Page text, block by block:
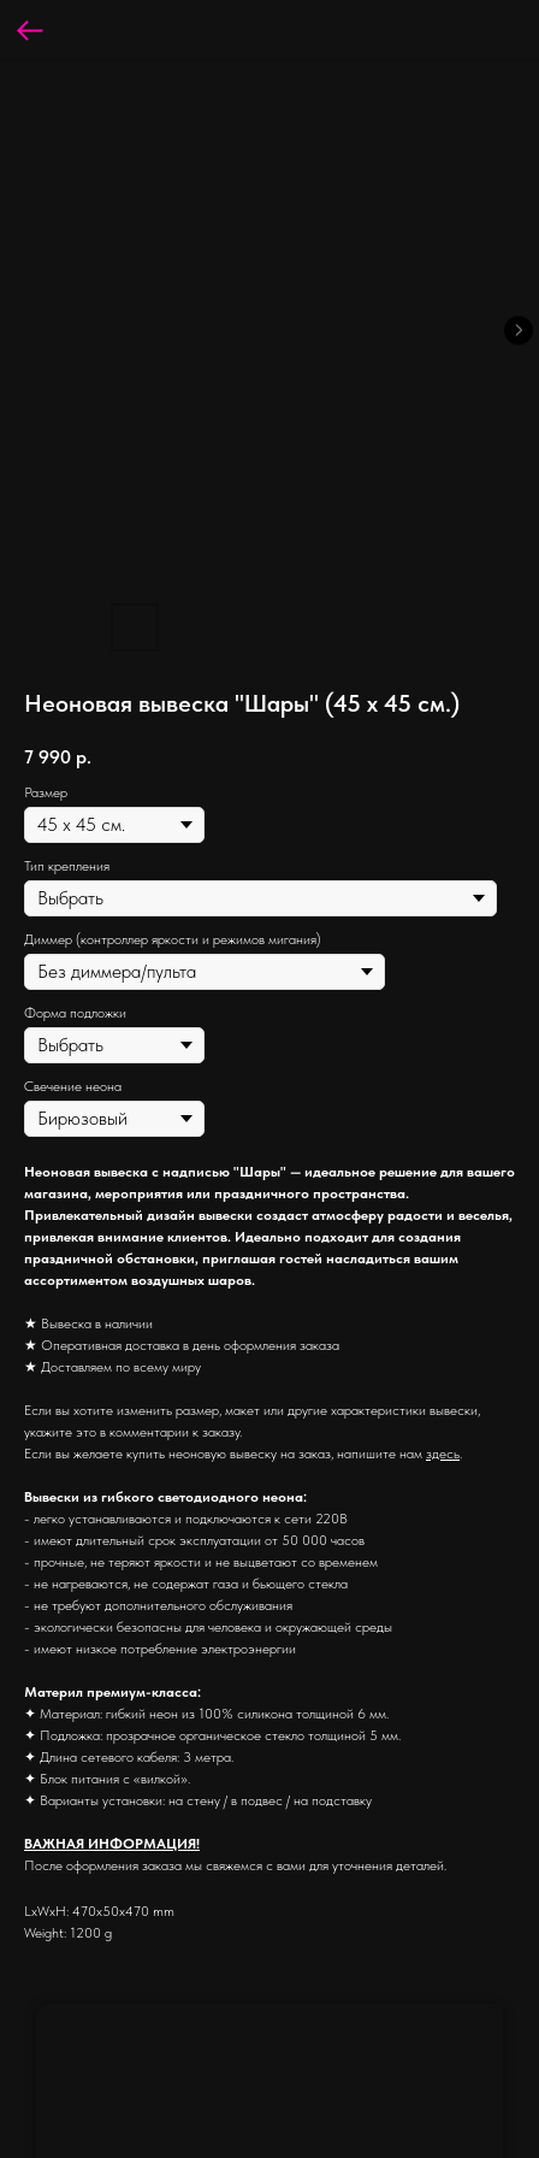
Неоновая вывеска "Шары" (45 х 45 см.)
7 990 р.
Размер
Тип крепления
Диммер (контроллер яркости и режимов мигания)
Форма подложки
Свечение неона
Неоновая вывеска с надписью "Шары" — идеальное решение для вашего
магазина, мероприятия или праздничного пространства.
Привлекательный дизайн вывески создаст атмосферу радости и веселья,
привлекая внимание клиентов. Идеально подходит для создания
праздничной обстановки, приглашая гостей насладиться вашим
ассортиментом воздушных шаров.
★ Вывеска в наличии
★ Оперативная доставка в день оформления заказа
★ Доставляем по всему миру
Если вы хотите изменить размер, макет или другие характеристики вывески,
укажите это в комментарии к заказу.
Если вы желаете купить неоновую вывеску на заказ, напишите нам здесь.
Вывески из гибкого светодиодного неона:
- легко устанавливаются и подключаются к сети 220В
- имеют длительный срок эксплуатации от 50 000 часов
- прочные, не теряют яркости и не выцветают со временем
- не нагреваются, не содержат газа и бьющего стекла
- не требуют дополнительного обслуживания
- экологически безопасны для человека и окружающей среды
- имеют низкое потребление электроэнергии
Материл премиум-класса:
✦ Материал: гибкий неон из 100% силикона толщиной 6 мм.
✦ Подложка: прозрачное органическое стекло толщиной 5 мм.
✦ Длина сетевого кабеля: 3 метра.
✦ Блок питания с «вилкой».
✦ Варианты установки: на стену / в подвес / на подставку
ВАЖНАЯ ИНФОРМАЦИЯ!
После оформления заказа мы свяжемся с вами для уточнения деталей.
LxWxH: 470x50x470 mm
Weight: 1200 g